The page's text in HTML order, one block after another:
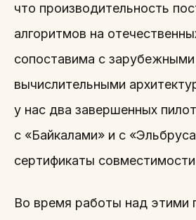
что производительность
алгоритмов на
сопоставима с зарубежными
вычислительными
у нас два завершенных
с «Байкалами» и с
сертификаты
Во время работы над этими